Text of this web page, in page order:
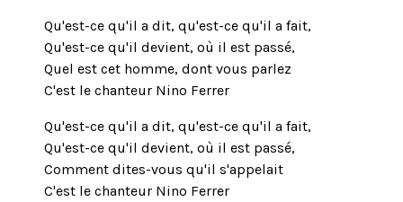
Qu'est-ce qu'il a dit, qu'est-ce qu'il a fait,
Qu'est-ce qu'il devient, où il est passé,
Quel est cet homme, dont vous parlez
C'est le chanteur Nino Ferrer
Qu'est-ce qu'il a dit, qu'est-ce qu'il a fait,
Qu'est-ce qu'il devient, où il est passé,
Comment dites-vous qu'il s'appelait
C'est le chanteur Nino Ferrer